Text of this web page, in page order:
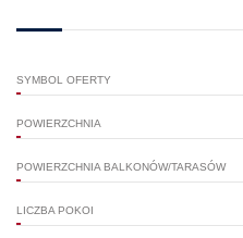
SYMBOL OFERTY
POWIERZCHNIA
POWIERZCHNIA BALKONÓW/TARASÓW
LICZBA POKOI